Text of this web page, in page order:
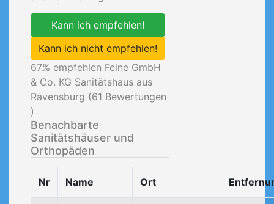
Kann ich empfehlen!
Kann ich nicht empfehlen!
67% empfehlen Feine GmbH
& Co. KG Sanitätshaus aus
Ravensburg (61 Bewertungen
)
Benachbarte
Sanitätshäuser und
Orthopäden
Nr Name Ort